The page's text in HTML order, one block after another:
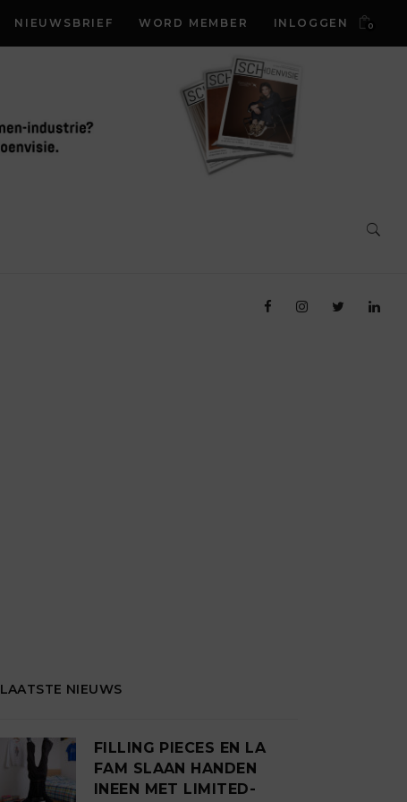
NIEUWSBRIEF WORD MEMBER INLOGGEN 0
LAATSTE NIEUWS
FILLING PIECES EN LA
FAM SLAAN HANDEN
INEEN MET LIMITED-